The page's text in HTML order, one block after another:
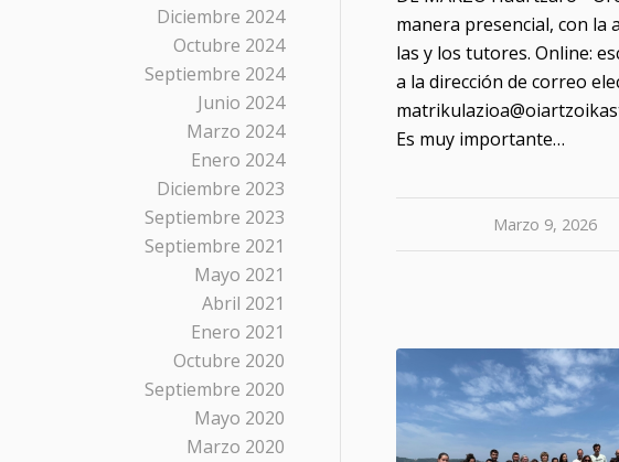
manera presencial, con la
las y los tutores. Online:
a la dirección de correo
Es muy importante…
Marzo 9, 2026
Diciembre 2024
Octubre 2024
Septiembre 2024
Junio 2024
Marzo 2024
Enero 2024
Diciembre 2023
Septiembre 2023
Septiembre 2021
Mayo 2021
Abril 2021
Enero 2021
Octubre 2020
Septiembre 2020
Mayo 2020
Marzo 2020